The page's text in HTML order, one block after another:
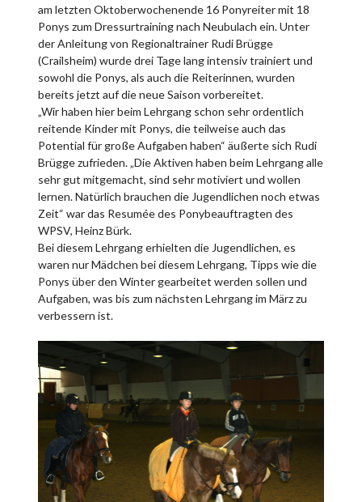
am letzten Oktoberwochenende 16 Ponyreiter mit 18
Ponys zum Dressurtraining nach Neubulach ein. Unter
der Anleitung von Regionaltrainer Rudi Brügge
(Crailsheim) wurde drei Tage lang intensiv trainiert und
sowohl die Ponys, als auch die Reiterinnen, wurden
bereits jetzt auf die neue Saison vorbereitet.
„Wir haben hier beim Lehrgang schon sehr ordentlich
reitende Kinder mit Ponys, die teilweise auch das
Potential für große Aufgaben haben“ äußerte sich Rudi
Brügge zufrieden. „Die Aktiven haben beim Lehrgang alle
sehr gut mitgemacht, sind sehr motiviert und wollen
lernen. Natürlich brauchen die Jugendlichen noch etwas
Zeit“ war das Resumée des Ponybeauftragten des
WPSV, Heinz Bürk.
Bei diesem Lehrgang erhielten die Jugendlichen, es
waren nur Mädchen bei diesem Lehrgang, Tipps wie die
Ponys über den Winter gearbeitet werden sollen und
Aufgaben, was bis zum nächsten Lehrgang im März zu
verbessern ist.